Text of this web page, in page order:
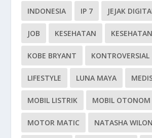
INDONESIA IP 7 JEJAK
JOB KESEHATAN
KOBE BRYANT KONTROVERSIAL
LIFESTYLE LUNA MAYA
MOBIL LISTRIK MOBIL OTONOM
MOTOR MATIC NATASHA